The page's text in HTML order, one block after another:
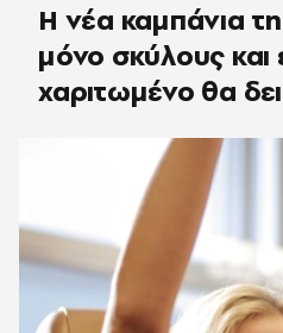
Η νέα καμπάνια
μόνο σκύλους και
χαριτωμένο θα